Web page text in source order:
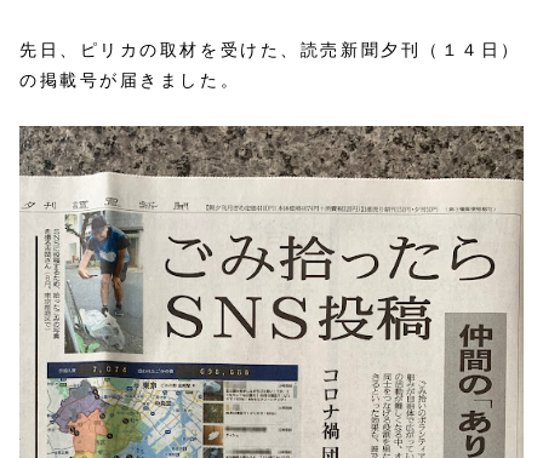
先日、ピリカの取材を受けた、読売新聞夕刊（１４日）
の掲載号が届きました。